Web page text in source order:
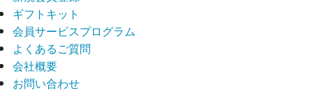
ギフトキット
会員サービスプログラム
よくあるご質問
会社概要
お問い合わせ